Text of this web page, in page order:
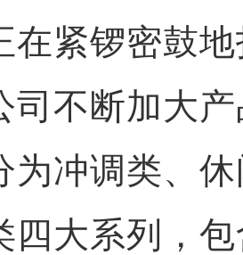
在紧锣密鼓
司不断加大
为冲调类、
四大系列，